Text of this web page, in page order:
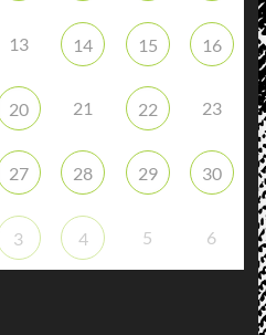
13 14 15 16
20 21 22 23
27 28 29 30
3 4 5 6